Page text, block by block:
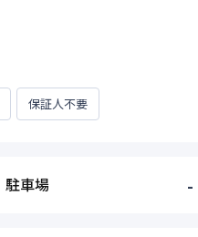
保証人不要
駐車場 -